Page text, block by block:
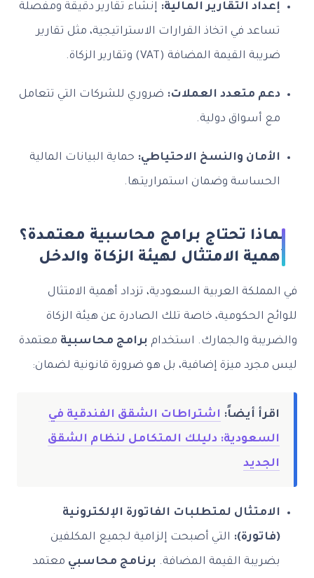
إعداد التقارير المالية: إنشاء تقارير دقيقة ومفصلة
تساعد في اتخاذ القرارات الاستراتيجية، مثل تقارير
ضريبة القيمة المضافة (VAT) وتقارير الزكاة.
دعم متعدد العملات: ضروري للشركات التي تتعامل
مع أسواق دولية.
الأمان والنسخ الاحتياطي: حماية البيانات المالية
الحساسة وضمان استمراريتها.
لماذا تحتاج برامج محاسبية معتمدة؟
أهمية الامتثال لهيئة الزكاة والدخل
في المملكة العربية السعودية، تزداد أهمية الامتثال
للوائح الحكومية، خاصة تلك الصادرة عن هيئة الزكاة
والضريبة والجمارك. استخدام برامج محاسبية معتمدة
ليس مجرد ميزة إضافية، بل هو ضرورة قانونية لضمان:
اقرأ أيضاً: اشتراطات الشقق الفندقية في
السعودية: دليلك المتكامل لنظام الشقق
الجديد
الامتثال لمتطلبات الفاتورة الإلكترونية
(فاتورة): التي أصبحت إلزامية لجميع المكلفين
بضريبة القيمة المضافة. برنامج محاسبي معتمد